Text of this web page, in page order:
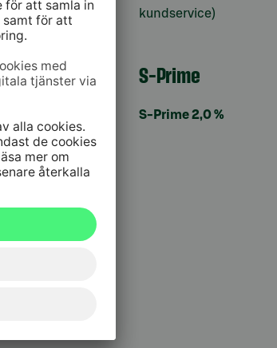
kundservice)
S-Prime
S-Prime 2,0 %